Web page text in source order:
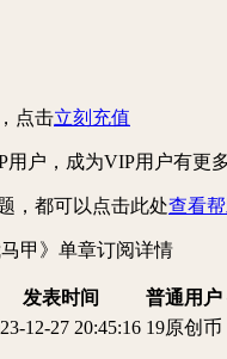
点击立刻充值
用户 ，成为VIP用户有更
，都可以点击此处查看
甲》 单章订阅详情
发表时间 普通用户
12-27 20:45:16 19原创币